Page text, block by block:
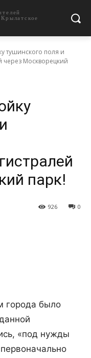
тушинского поля и
через Москворецкий
парк!
0
926
города было
«под нужды